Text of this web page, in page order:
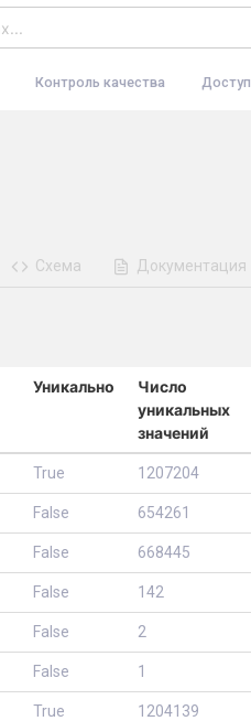
Контроль качества Доступ
Схема Документация
Уникально
Число
уникальных
значений
True 1207204
False 654261
False 668445
False 142
False 2
False 1
True 1204139